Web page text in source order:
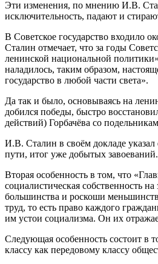
Эти изменения, по мнению И.В.
исключительность, падают и
В Советское государство входило
Сталин отмечает, что за годы
ленинской национальной
наладилось, таким образом,
государство в любой части света».
Да так и было, основываясь на
добился победы, быстро
действий) Горбачёва со
И.В. Сталин в своём докладе
пути, итог уже добытых
Вторая особенность в том, что
социалистическая собственность
большинства и роскоши
труд, то есть право каждого
им устои социализма. Он их
Следующая особенность состоит в
классу как передовому классу